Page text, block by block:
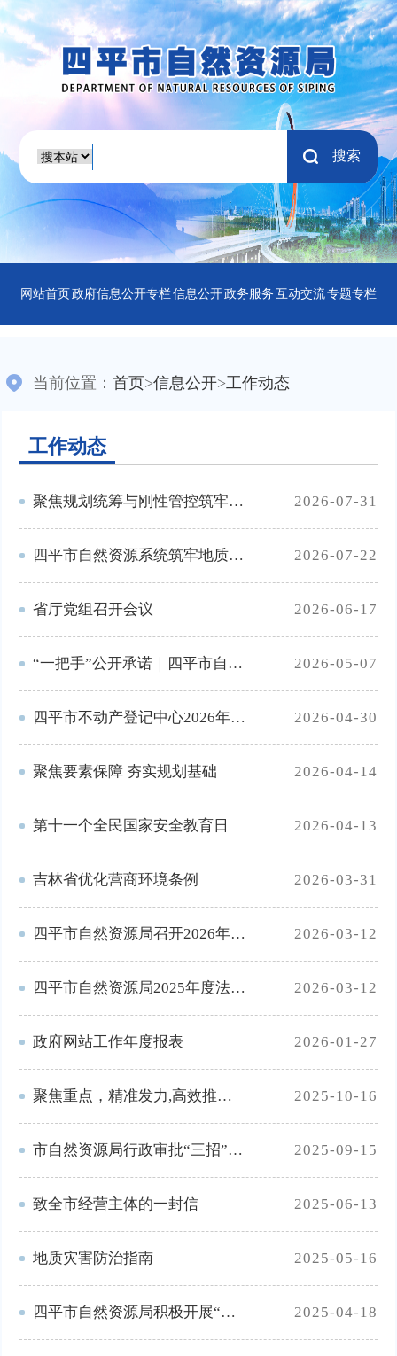
搜索
网站首页政府信息公开专栏信息公开政务服务 互动交流专题专栏
当前位置：首页>信息公开>工作动态
工作动态
聚焦规划统筹与刚性管控筑牢空间治理根基 2026-07-31
四平市自然资源系统筑牢地质灾害安全防线 2026-07-22
省厅党组召开会议 2026-06-17
“一把手”公开承诺｜四平市自然资源局党组书记、局长 王国旗 2026-05-07
四平市不动产登记中心2026年五一放假通知 2026-04-30
聚焦要素保障 夯实规划基础 2026-04-14
第十一个全民国家安全教育日 2026-04-13
吉林省优化营商环境条例 2026-03-31
四平市自然资源局召开2026年重点工作部署大会 2026-03-12
四平市自然资源局2025年度法治政府建设情况报告 2026-03-12
政府网站工作年度报表 2026-01-27
聚焦重点，精准发力,高效推动专项行动走深走实 2025-10-16
市自然资源局行政审批“三招”齐发政务服务效能大提升 2025-09-15
致全市经营主体的一封信 2025-06-13
地质灾害防治指南 2025-05-16
四平市自然资源局积极开展“全民国家安全教育日”宣传活动 2025-04-18